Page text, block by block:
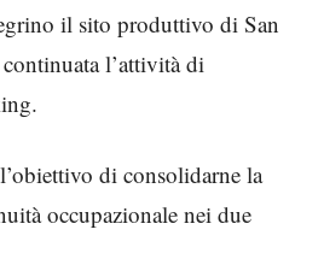
il sito produttivo di San
l’attività di
di consolidarne la
occupazionale nei due